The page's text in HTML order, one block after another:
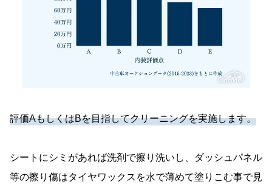
評価AもしくはBを目指してクリーニングを実施します。
シートにシミがあれば洗剤で擦り洗いし、ダッシュパネル
等の擦り傷はタイヤワックスを水で薄めて塗りこむ事で見